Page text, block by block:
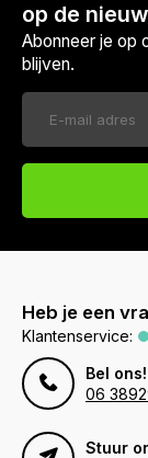
op de
Abonneer je op
blijven.
Heb je een
Klantenservice:
Bel ons!
06
Stuur